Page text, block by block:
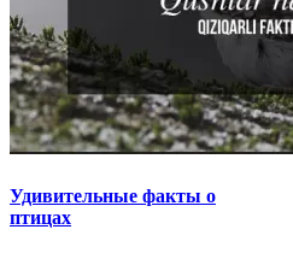
Удивительные факты о
птицах